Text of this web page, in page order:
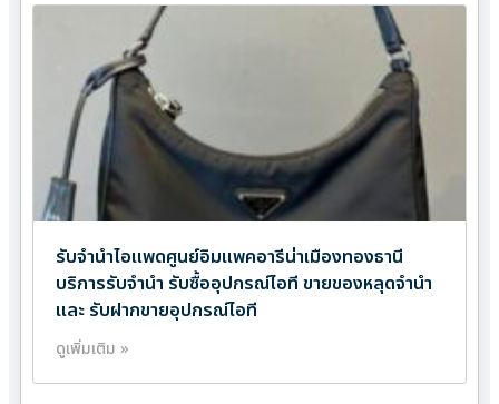
รับจำนำไอแพดศูนย์อิมแพคอารีน่าเมืองทองธานี
บริการรับจำนำ รับซื้ออุปกรณ์ไอที ขายของหลุดจำนำ
และ รับฝากขายอุปกรณ์ไอที
ดูเพิ่มเติม »